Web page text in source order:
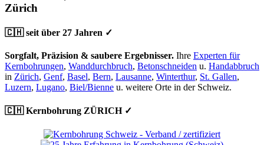
Zürich
🇨🇭 seit über 27 Jahren ✓
Sorgfalt, Präzision & saubere Ergebnisser. Ihre Experten für
Kernbohrungen, Wanddurchbruch, Betonschneiden u. Handabbruch
in Zürich, Genf, Basel, Bern, Lausanne, Winterthur, St. Gallen,
Luzern, Lugano, Biel/Bienne u. weitere Orte in der Schweiz.
🇨🇭 Kernbohrung ZÜRICH ✓